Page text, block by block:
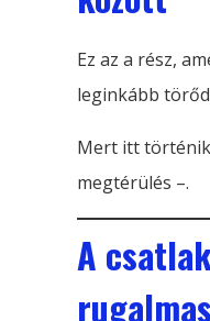
Ez az a rész,
leginkább
Mert itt
megtérülés –.
A